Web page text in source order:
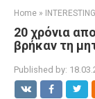
Home » INTERESTING
20 χρόνια
βρήκαν τη
Published by: